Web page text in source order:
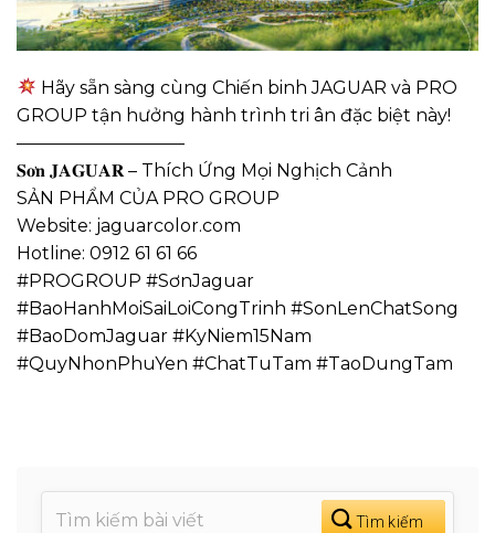
Hãy sẵn sàng cùng Chiến binh JAGUAR và PRO
GROUP tận hưởng hành trình tri ân đặc biệt này!
—————————–
𝐒𝐨̛𝐧 𝐉𝐀𝐆𝐔𝐀𝐑 – Thích Ứng Mọi Nghịch Cảnh
SẢN PHẨM CỦA PRO GROUP
Website: jaguarcolor.com
Hotline: 0912 61 61 66
#PROGROUP #SơnJaguar
#BaoHanhMoiSaiLoiCongTrinh #SonLenChatSong
#BaoDomJaguar #KyNiem15Nam
#QuyNhonPhuYen #ChatTuTam #TaoDungTam